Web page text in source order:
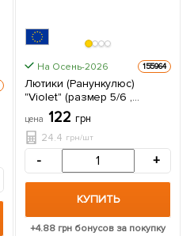
На Осень-2026 155964
Лютики (Ранункулюс)
"Violet" (размер 5/6 ,
цена 122 грн
24.4 грн/шт
- +
КУПИТЬ
+4.88грн бонусов за покупку